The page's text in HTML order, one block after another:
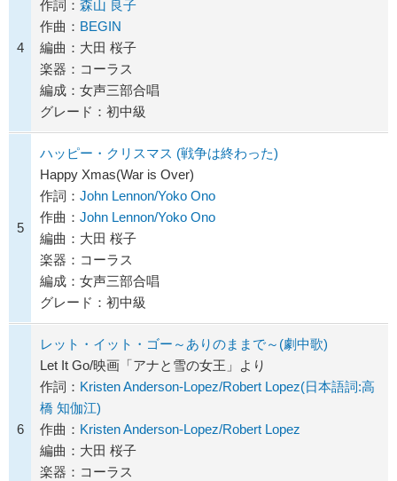
4
作詞： 森山 良子
作曲： BEGIN
編曲：大田 桜子
楽器：コーラス
編成：女声三部合唱
グレード：初中級
5
ハッピー・クリスマス (戦争は終わった)
Happy Xmas(War is Over)
作詞： John Lennon/Yoko Ono
作曲： John Lennon/Yoko Ono
編曲：大田 桜子
楽器：コーラス
編成：女声三部合唱
グレード：初中級
6
レット・イット・ゴー～ありのままで～(劇中歌)
Let It Go/映画「アナと雪の女王」より
作詞： Kristen Anderson-Lopez/Robert Lopez(日本語詞:高
橋 知伽江)
作曲： Kristen Anderson-Lopez/Robert Lopez
編曲：大田 桜子
楽器：コーラス